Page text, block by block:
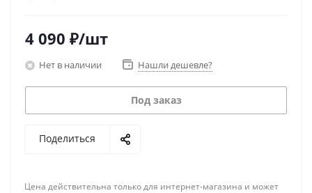
4 090 ₽/шт
Нет в наличии Нашли дешевле?
Под заказ
Поделиться
Цена действительна только для интернет-магазина и может